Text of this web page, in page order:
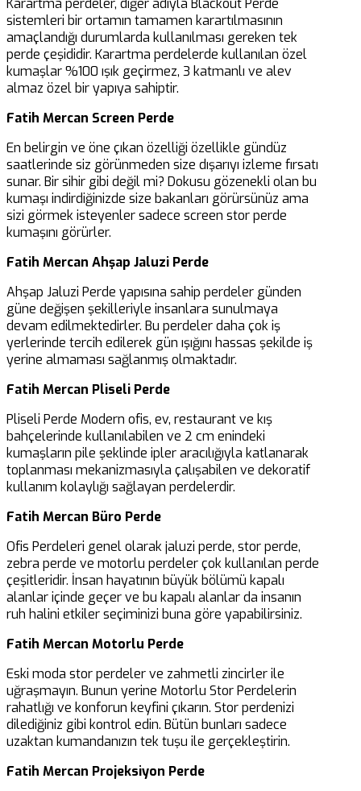
Karartma perdeler, diğer adıyla Blackout Perde
sistemleri bir ortamın tamamen karartılmasının
amaçlandığı durumlarda kullanılması gereken tek
perde çeşididir. Karartma perdelerde kullanılan özel
kumaşlar %100 ışık geçirmez, 3 katmanlı ve alev
almaz özel bir yapıya sahiptir.
Fatih Mercan Screen Perde
En belirgin ve öne çıkan özelliği özellikle gündüz
saatlerinde siz görünmeden size dışarıyı izleme fırsatı
sunar. Bir sihir gibi değil mi? Dokusu gözenekli olan bu
kumaşı indirdiğinizde size bakanları görürsünüz ama
sizi görmek isteyenler sadece screen stor perde
kumaşını görürler.
Fatih Mercan Ahşap Jaluzi Perde
Ahşap Jaluzi Perde yapısına sahip perdeler günden
güne değişen şekilleriyle insanlara sunulmaya
devam edilmektedirler. Bu perdeler daha çok iş
yerlerinde tercih edilerek gün ışığını hassas şekilde iş
yerine almaması sağlanmış olmaktadır.
Fatih Mercan Pliseli Perde
Pliseli Perde Modern ofis, ev, restaurant ve kış
bahçelerinde kullanılabilen ve 2 cm enindeki
kumaşların pile şeklinde ipler aracılığıyla katlanarak
toplanması mekanizmasıyla çalışabilen ve dekoratif
kullanım kolaylığı sağlayan perdelerdir.
Fatih Mercan Büro Perde
Ofis Perdeleri genel olarak jaluzi perde, stor perde,
zebra perde ve motorlu perdeler çok kullanılan perde
çeşitleridir. İnsan hayatının büyük bölümü kapalı
alanlar içinde geçer ve bu kapalı alanlar da insanın
ruh halini etkiler seçiminizi buna göre yapabilirsiniz.
Fatih Mercan Motorlu Perde
Eski moda stor perdeler ve zahmetli zincirler ile
uğraşmayın. Bunun yerine Motorlu Stor Perdelerin
rahatlığı ve konforun keyfini çıkarın. Stor perdenizi
dilediğiniz gibi kontrol edin. Bütün bunları sadece
uzaktan kumandanızın tek tuşu ile gerçekleştirin.
Fatih Mercan Projeksiyon Perde